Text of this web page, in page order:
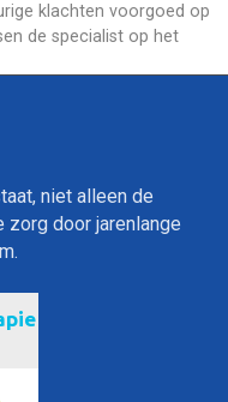
klachten voorgoed op
de specialist op het
niet alleen de
zorg door jarenlange